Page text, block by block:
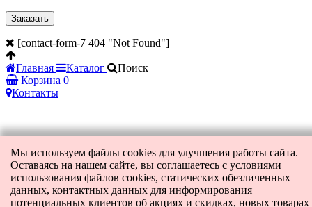
[contact-form-7 404 "Not Found"]
Главная Каталог
Поиск
Корзина 0
Контакты
Мы используем файлы cookies для улучшения работы сайта.
Оставаясь на нашем сайте, вы соглашаетесь с условиями
использования файлов cookies, статических обезличенных
данных, контактных данных для информирования
потенциальных клиентов об акциях и скидках, новых товарах